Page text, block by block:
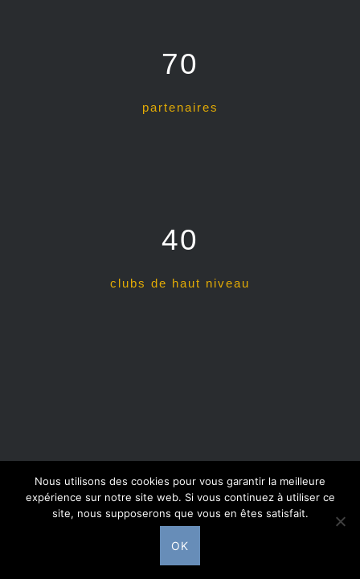
70
partenaires
40
clubs de haut niveau
Fièrement propulsé par WordPress |Thème Dyad
WordPress.com
Nous utilisons des cookies pour vous garantir la meilleure
expérience sur notre site web. Si vous continuez à utiliser ce
site, nous supposerons que vous en êtes satisfait.
OK